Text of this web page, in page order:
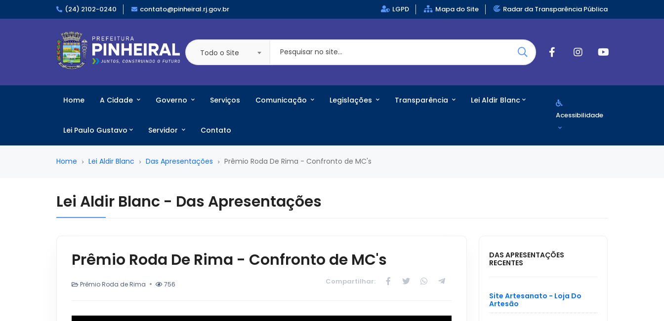
(24) 2102-0240 contato@pinheiral.rj.gov.br LGPD Mapa do Site Radar da Transparência Pública
Todo o Site
Home A Cidade Governo Serviços Comunicação Legislações Transparência Lei Aldir Blanc
Lei Paulo Gustavo Servidor Contato
Acessibilidade
Home Lei Aldir Blanc Das Apresentações Prêmio Roda De Rima - Confronto de MC's
Lei Aldir Blanc - Das Apresentações
Prêmio Roda De Rima - Confronto de MC's
Prêmio Roda de Rima 756 Compartilhar:
DAS APRESENTAÇÕES
RECENTES
Site Artesanato - Loja Do
Artesão